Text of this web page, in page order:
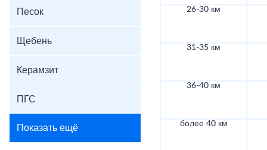
Песок
Щебень
Керамзит
ПГС
Показать ещё
26-30 км
31-35 км
36-40 км
более 40 км